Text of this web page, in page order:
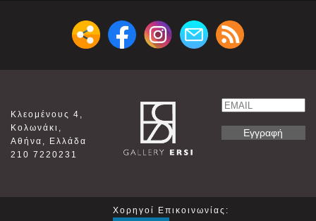
Κλεομένους 4,
Κολωνάκι,
Αθήνα, Ελλάδα
210 7220231
Email
Χορηγοί Επικοινωνίας: